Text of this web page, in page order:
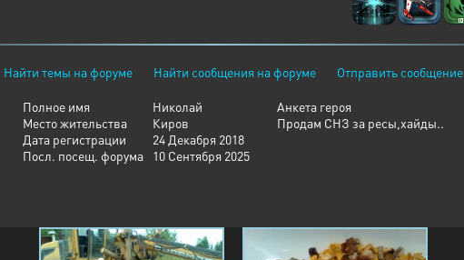
Найти темы на форуме Найти сообщения на форуме Отправить сообщение
Полное имя
Николай
Место жительства
Киров
Дата регистрации
24 Декабря 2018
Посл. посещ. форума
10 Сентября 2025
Анкета героя
Продам СНЗ за ресы,хайды..